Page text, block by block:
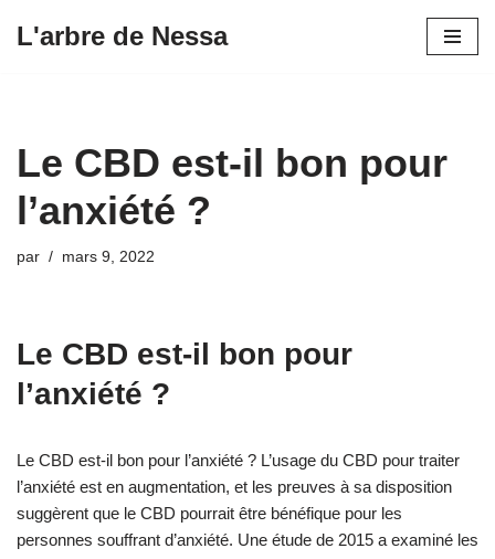
L'arbre de Nessa
Le CBD est-il bon pour
l’anxiété ?
par mars 9, 2022
Le CBD est-il bon pour
l’anxiété ?
Le CBD est-il bon pour l’anxiété ? L’usage du CBD pour traiter
l’anxiété est en augmentation, et les preuves à sa disposition
suggèrent que le CBD pourrait être bénéfique pour les
personnes souffrant d’anxiété. Une étude de 2015 a examiné les